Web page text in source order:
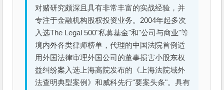
对赌研究颇深且具有非常丰富的实战经验，并
专注于金融机构股权投资业务。2004年起多次
入选The Legal 500"私募基金"和"公司与商业"等
境内外各类律师榜单，代理的中国法院首例适
用外国法律审理外国公司的董事损害小股东权
益纠纷案入选上海高院发布的《上海法院域外
法查明典型案例》和威科先行"要案头条"。具有